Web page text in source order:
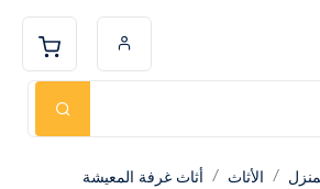
الأثاث
أثاث غرفة المعيشة